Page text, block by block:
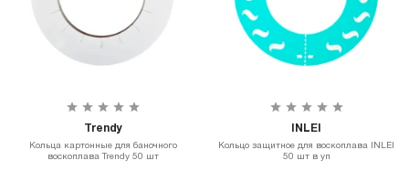
Trendy
Кольца картонные для баночного
воскоплава Trendy 50 шт
INLEI
Кольцо защитное для воскоплава INLEI
50 шт в уп